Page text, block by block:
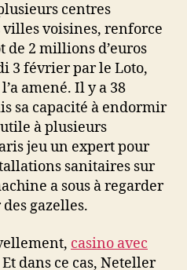
centres
voisines, renforce
de 2 millions d’euros
3 février par le Loto,
amené. Il y a 38
sa capacité à endormir
à plusieurs
jeu un expert pour
sanitaires sur
a sous à regarder
gazelles.
casino avec
dans ce cas, Neteller